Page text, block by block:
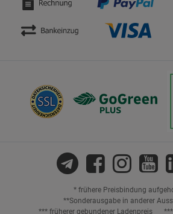
* frühere Preisbindung
**Sonderausgabe in anderer
*** früherer gebundener Ladenpreis